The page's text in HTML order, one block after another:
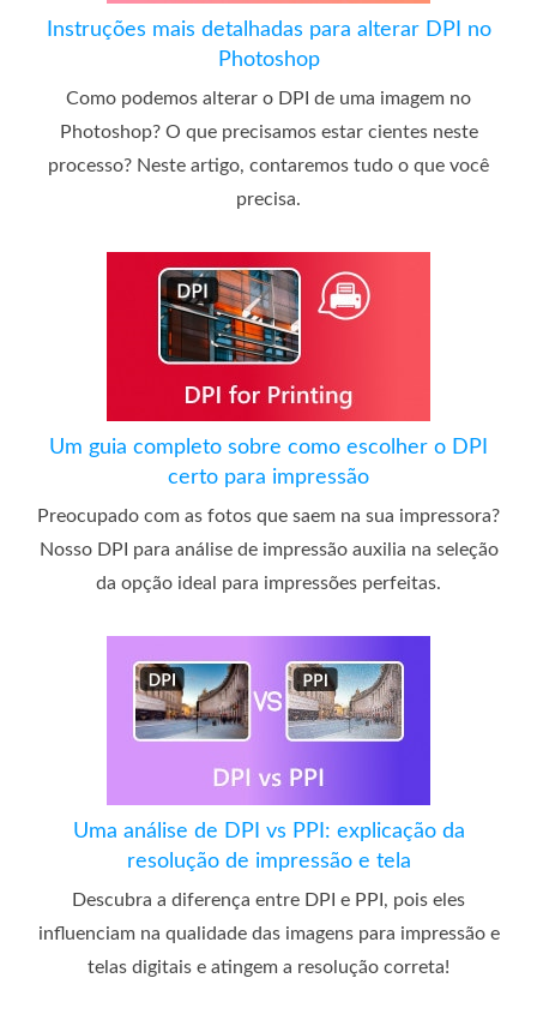
Instruções mais detalhadas para alterar DPI no
Photoshop
Como podemos alterar o DPI de uma imagem no
Photoshop? O que precisamos estar cientes neste
processo? Neste artigo, contaremos tudo o que você
precisa.
Um guia completo sobre como escolher o DPI
certo para impressão
Preocupado com as fotos que saem na sua impressora?
Nosso DPI para análise de impressão auxilia na seleção
da opção ideal para impressões perfeitas.
Uma análise de DPI vs PPI: explicação da
resolução de impressão e tela
Descubra a diferença entre DPI e PPI, pois eles
influenciam na qualidade das imagens para impressão e
telas digitais e atingem a resolução correta!